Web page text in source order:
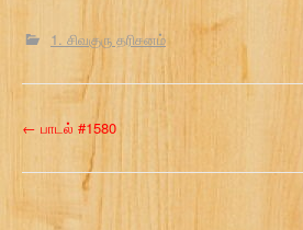
1. சிவகுரு தரிசனம்
P
o
s
← பாடல் #1580